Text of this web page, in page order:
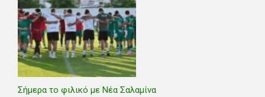
Σήμερα το φιλικό με Νέα Σαλαμίνα